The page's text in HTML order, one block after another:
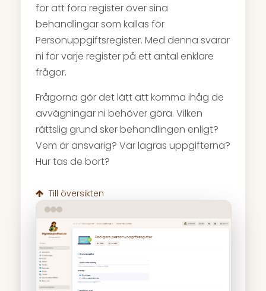
för att föra register över sina
behandlingar som kallas för
Personuppgiftsregister. Med denna svarar
ni för varje register på ett antal enklare
frågor.
Frågorna gör det lätt att komma ihåg de
avvägningar ni behöver göra. Vilken
rättslig grund sker behandlingen enligt?
Vem är ansvarig? Var lagras uppgifterna?
Hur tas de bort?
Till översikten